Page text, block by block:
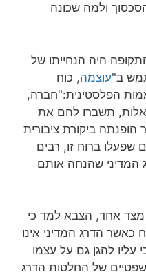
ולמה שכונה
היה הנחייתו של
ב"עוצמה, כוח
הפלסטינית:"חברה,
אלות, תשברו להם את
הופנתה ביקורת ציבורית
שפעלו ברוח זו, רבים
המדיני שהנחה אותם
מצד אחד, הצבא למד כי
כאשר הדרג המדיני אינו
עליו להגן גם על עצמו
של החלטות הדרג